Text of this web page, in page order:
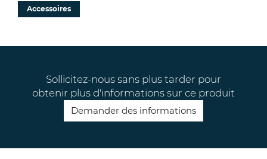
Accessoires
Sollicitez-nous sans plus tarder pour
obtenir plus d'informations sur ce produit
Demander des informations